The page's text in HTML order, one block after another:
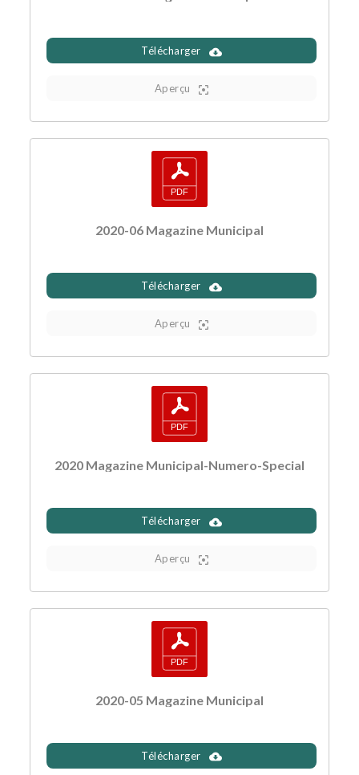
Télécharger
Aperçu
2020-06 Magazine Municipal
Télécharger
Aperçu
2020 Magazine Municipal-Numero-Special
Télécharger
Aperçu
2020-05 Magazine Municipal
Télécharger